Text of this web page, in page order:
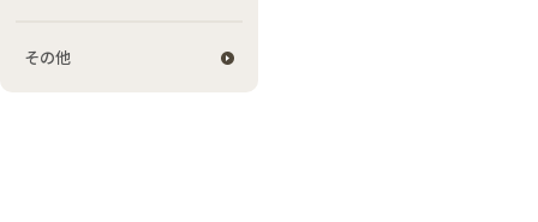
その他